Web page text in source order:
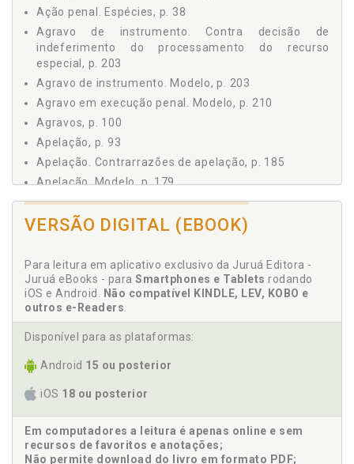
8 SENTENÇA E COISA JULGADA, p. 81
8.1 Sentença, p. 81
8.2 Coisa julgada, p. 87
9 RECURSOS, p. 89
9.1 Noções Gerais, p. 89
9.2 Recurso em Sentido Estrito, p. 93
9.3 Apelação, p. 93
9.4 Protesto por Novo Júri, p. 94
9.5 Embargos Infringentes e de Nulidade, p. 96
9.6 Embargos de Declaração, p. 97
9.8 Correição Parcial, p. 99
9.9 Agravos, p. 100
9.11 Especial, p. 103
9.12 Ordinário constitucional, p. 104
10 HABEAS CORPUS, p. 107
111
PARTE II - PROCEDIMENTOS, p. 117
1 NOÇÕES GERAIS, p. 119
3 PROCEDIMENTO SUMÁRIO, p. 125
4 CRIMES DE RESPONSABILIDADE DO FUNCIONÁRIO
PÚBLICO, p. 129
Ação penal. Espécies, p. 38
Agravo de instrumento. Contra decisão de
indeferimento do processamento do recurso
especial, p. 203
Agravo de instrumento. Modelo, p. 203
Agravo em execução penal. Modelo, p. 210
Agravos, p. 100
Apelação, p. 93
Apelação. Contrarrazões de apelação, p. 185
Apelação. Modelo, p. 179
Apelação. Petição de interposição, p. 179
Carta testemunhável, p. 98
Carta testemunhável. Modelo, p. 197
Carta testemunhável. Petição de interposição, p. 197
Carta testemunhável. Razões, p. 198
Coisa julgada, p. 87
Coisa julgada. Sentença e coisa julgada, p. 81
Correição parcial. Modelo, p. 201
Correição parcial. Petição de interposição, p. 201
VERSÃO DIGITAL (EBOOK)
Para leitura em aplicativo exclusivo da Juruá Editora -
Juruá eBooks - para Smartphones e Tablets rodando
iOS e Android. Não compatível KINDLE, LEV, KOBO e
outros e-Readers.
Disponível para as plataformas:
Android 15 ou posterior
iOS 18 ou posterior
Em computadores a leitura é apenas online e sem
recursos de favoritos e anotações;
Não permite download do livro em formato PDF;